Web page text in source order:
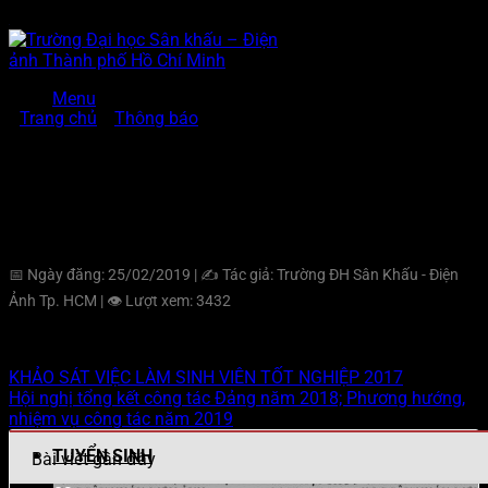
qua
nội
Menu
Thông tin
Cơ cấu tổ chức
TUYỂN SINH
Trang chủ Thông báo
📅 Ngày đăng: 25/02/2019 | ✍️ Tác giả: Trường ĐH Sân Khấu - Điện
Ảnh Tp. HCM | 👁️ Lượt xem: 3432
KHẢO SÁT VIỆC LÀM SINH VIÊN TỐT NGHIỆP 2017
Hội nghị tổng kết công tác Đảng năm 2018; Phương hướng,
nhiệm vụ công tác năm 2019
Bài viết gần đây